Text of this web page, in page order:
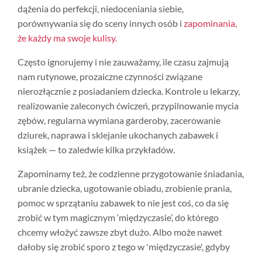
dążenia do perfekcji, niedoceniania siebie,
porównywania się do sceny innych osób i zapominania,
że każdy ma swoje kulisy.
Często ignorujemy i nie zauważamy, ile czasu zajmują
nam rutynowe, prozaiczne czynności związane
nierozłącznie z posiadaniem dziecka. Kontrole u lekarzy,
realizowanie zaleconych ćwiczeń, przypilnowanie mycia
zębów, regularna wymiana garderoby, zacerowanie
dziurek, naprawa i sklejanie ukochanych zabawek i
książek — to zaledwie kilka przykładów.
Zapominamy też, że codzienne przygotowanie śniadania,
ubranie dziecka, ugotowanie obiadu, zrobienie prania,
pomoc w sprzątaniu zabawek to nie jest coś, co da się
zrobić w tym magicznym ‘międzyczasie’, do którego
chcemy włożyć zawsze zbyt dużo. Albo może nawet
dałoby się zrobić sporo z tego w 'międzyczasie', gdyby